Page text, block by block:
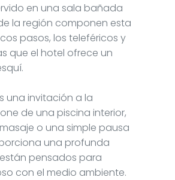
en una sala bañada
la región componen esta
pasos, los teleféricos y
que el hotel ofrece un
una invitación a la
de una piscina interior,
o una simple pausa
una profunda
pensados para
con el medio ambiente.